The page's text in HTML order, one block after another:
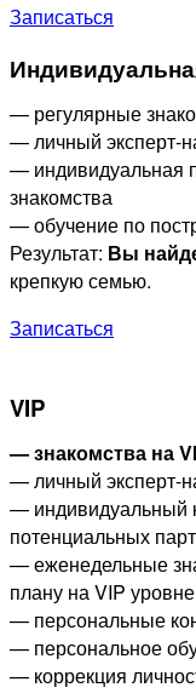
Записаться
— регулярные
— личный эксперт-
— индивидуальная
знакомства
— обучение по
Результат: Вы
крепкую семью.
Записаться
VIP
— знакомства на
— личный эксперт-
— индивидуальный
потенциальных
— еженедельные
плану на VIP уровне
— персональные
— персональное
— коррекция